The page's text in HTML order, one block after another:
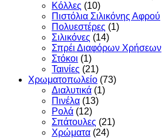
Κόλλες (10)
Πιστόλια Σιλικόνης Αφρού
Πολυεστέρες (1)
Σιλικόνες (14)
Σπρέι Διαφόρων Χρήσεων
Στόκοι (1)
Ταινίες (21)
Χρωματοπωλείο (73)
Διαλυτικά (1)
Πινέλα (13)
Ρολά (12)
Σπάτουλες (21)
Χρώματα (24)